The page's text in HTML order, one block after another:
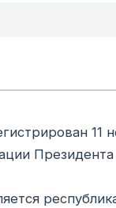
Президента